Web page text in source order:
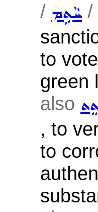
/ ܚܵܬܹܡ /
to
green
also
, to
to